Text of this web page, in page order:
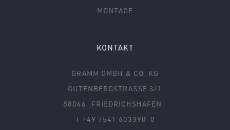
MONTAGE
KONTAKT
GRAMM GMBH & CO. KG
GUTENBERGSTRASSE 3/1
88046
FRIEDRICHSHAFEN
T +49 7541 603390-0